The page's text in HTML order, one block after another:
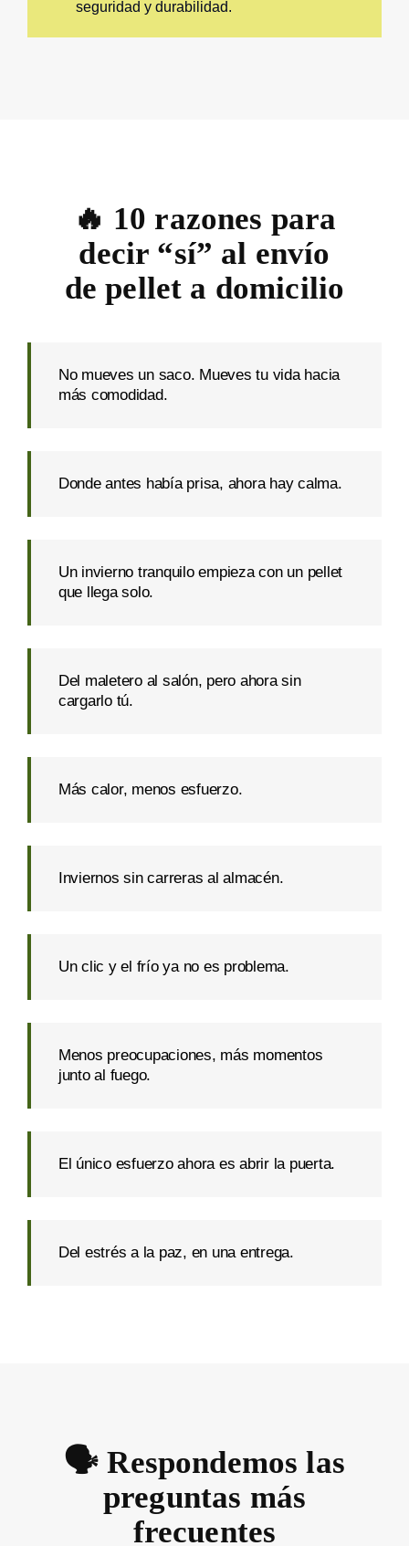
seguridad y durabilidad.
🔥 10 razones para
decir “sí” al envío
de pellet a domicilio
No mueves un saco. Mueves tu vida hacia
más comodidad.
Donde antes había prisa, ahora hay calma.
Un invierno tranquilo empieza con un pellet
que llega solo.
Del maletero al salón, pero ahora sin
cargarlo tú.
Más calor, menos esfuerzo.
Inviernos sin carreras al almacén.
Un clic y el frío ya no es problema.
Menos preocupaciones, más momentos
junto al fuego.
El único esfuerzo ahora es abrir la puerta.
Del estrés a la paz, en una entrega.
🗣️ Respondemos las
preguntas más
frecuentes